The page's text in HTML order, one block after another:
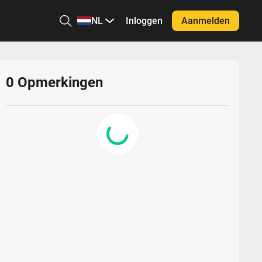
NL Inloggen Aanmelden
0 Opmerkingen